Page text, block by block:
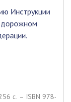
Инструкции
c. – ISBN 978-